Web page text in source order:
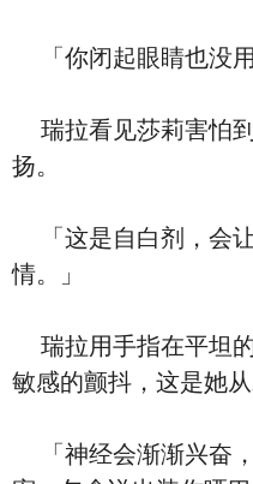
「你闭起眼睛也没用
瑞拉看见莎莉害怕
扬。
「这是自白剂，会
情。」
瑞拉用手指在平坦
敏感的颤抖，这是她从
「神经会渐渐兴奋